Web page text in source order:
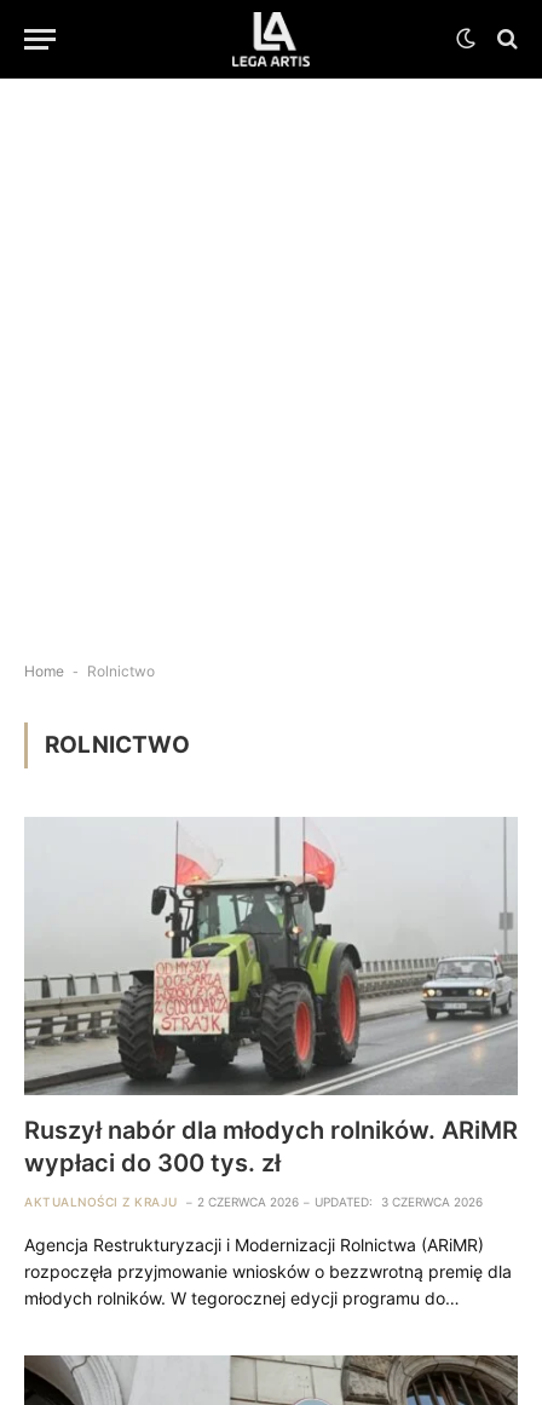
Home - Rolnictwo
ROLNICTWO
Ruszył nabór dla młodych rolników. ARiMR
wypłaci do 300 tys. zł
AKTUALNOŚCI Z KRAJU 2 CZERWCA 2026 UPDATED: 3 CZERWCA 2026
Agencja Restrukturyzacji i Modernizacji Rolnictwa (ARiMR)
rozpoczęła przyjmowanie wniosków o bezzwrotną premię dla
młodych rolników. W tegorocznej edycji programu do…